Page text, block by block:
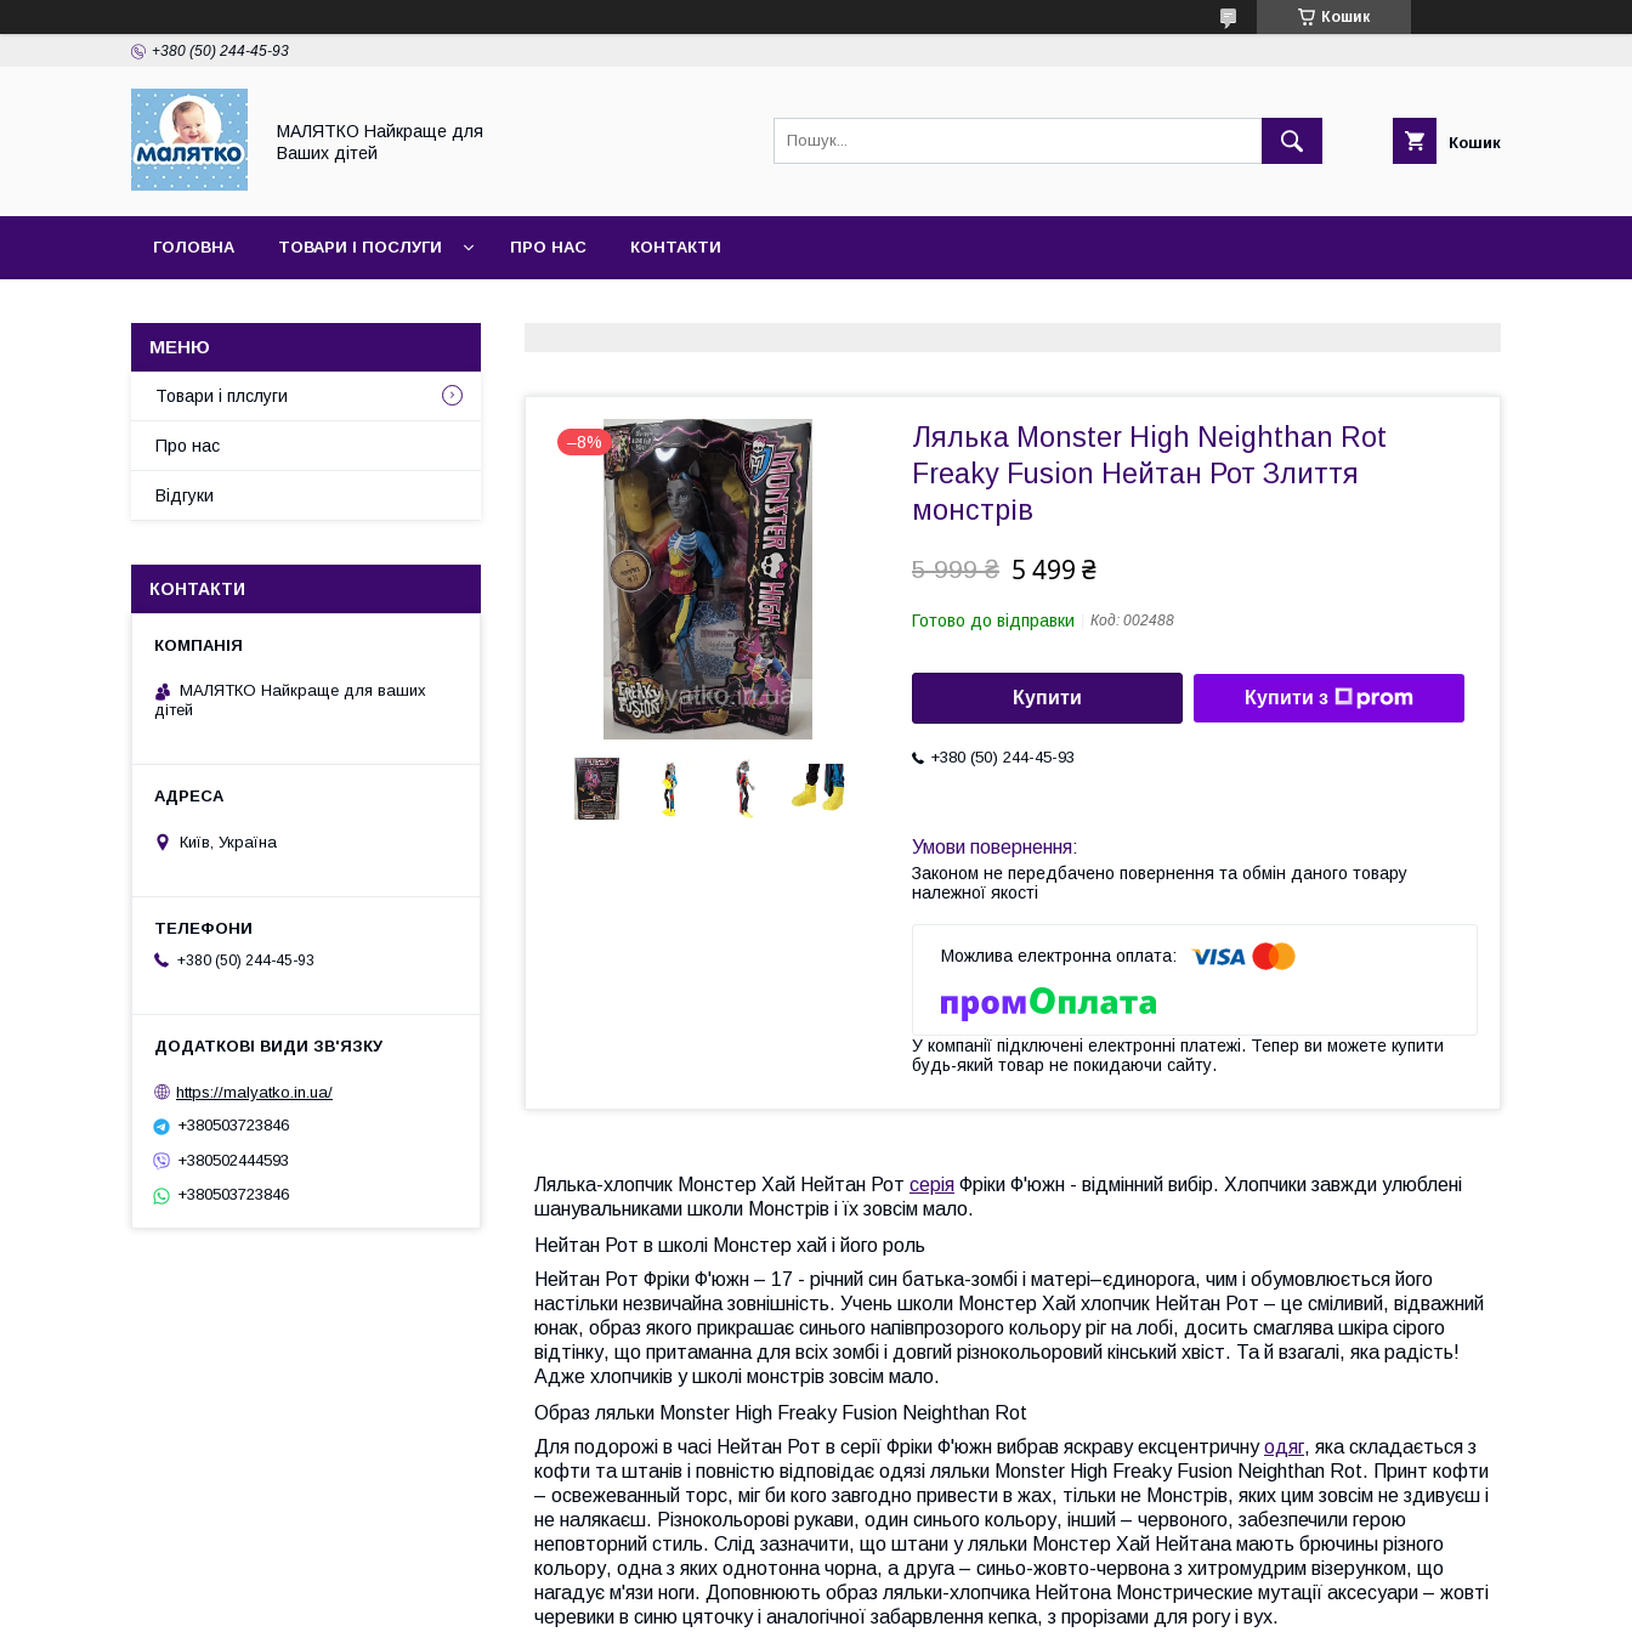
Кошик
+380 (50) 244-45-93
МАЛЯТКО Найкраще для
Ваших дітей
Кошик
ГОЛОВНА ТОВАРИ І ПОСЛУГИ ПРО НАС КОНТАКТИ
–8%
Лялька Monster High Neighthan Rot
Freaky Fusion Нейтан Рот Злиття
монстрів
5 999 ₴ 5 499 ₴
Готово до відправки Код: 002488
Купити Купити з
+380 (50) 244-45-93
Законом не передбачено повернення та обмін даного товару
належної якості
У компанії підключені електронні платежі. Тепер ви можете купити
будь-який товар не покидаючи сайту.
Лялька-хлопчик Монстер Хай Нейтан Рот серія Фріки Ф'южн - відмінний вибір. Хлопчики завжди улюблені
шанувальниками школи Монстрів і їх зовсім мало.
Нейтан Рот в школі Монстер хай і його роль
Нейтан Рот Фріки Ф'южн – 17 - річний син батька-зомбі і матері–єдинорога, чим і обумовлюється його
настільки незвичайна зовнішність. Учень школи Монстер Хай хлопчик Нейтан Рот – це сміливий, відважний
юнак, образ якого прикрашає синього напівпрозорого кольору ріг на лобі, досить смаглява шкіра сірого
відтінку, що притаманна для всіх зомбі і довгий різнокольоровий кінський хвіст. Та й взагалі, яка радість!
Адже хлопчиків у школі монстрів зовсім мало.
Образ ляльки Monster High Freaky Fusion Neighthan Rot
Для подорожі в часі Нейтан Рот в серії Фріки Ф'южн вибрав яскраву ексцентричнуодяг, яка складається з
кофти та штанів і повністю відповідає одязі ляльки Monster High Freaky Fusion Neighthan Rot. Принт кофти
– освежеванный торс, міг би кого завгодно привести в жах, тільки не Монстрів, яких цим зовсім не здивуєш і
не налякаєш. Різнокольорові рукави, один синього кольору, інший – червоного, забезпечили герою
неповторний стиль. Слід зазначити, що штани у ляльки Монстер Хай Нейтана мають брючины різного
кольору, одна з яких однотонна чорна, а друга – синьо-жовто-червона з хитромудрим візерунком, що
нагадує м'язи ноги. Доповнюють образ ляльки-хлопчика Нейтона Монстрические мутації аксесуари – жовті
черевики в синю цяточку і аналогічної забарвлення кепка, з прорізами для рогу і вух.
Товари і плслуги
Про нас
Відгуки
КОНТАКТИ
МАЛЯТКО Найкраще для ваших
дітей
Київ, Україна
+380 (50) 244-45-93
https://malyatko.in.ua/
+380503723846
+380502444593
+380503723846